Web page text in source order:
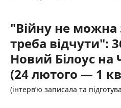
"Війну не можна
треба відчути":
Новий Білоус на
(24 лютого — 1
(інтерв’ю записала та